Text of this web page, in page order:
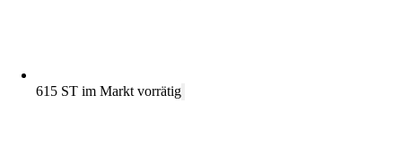
615 ST im Markt vorrätig